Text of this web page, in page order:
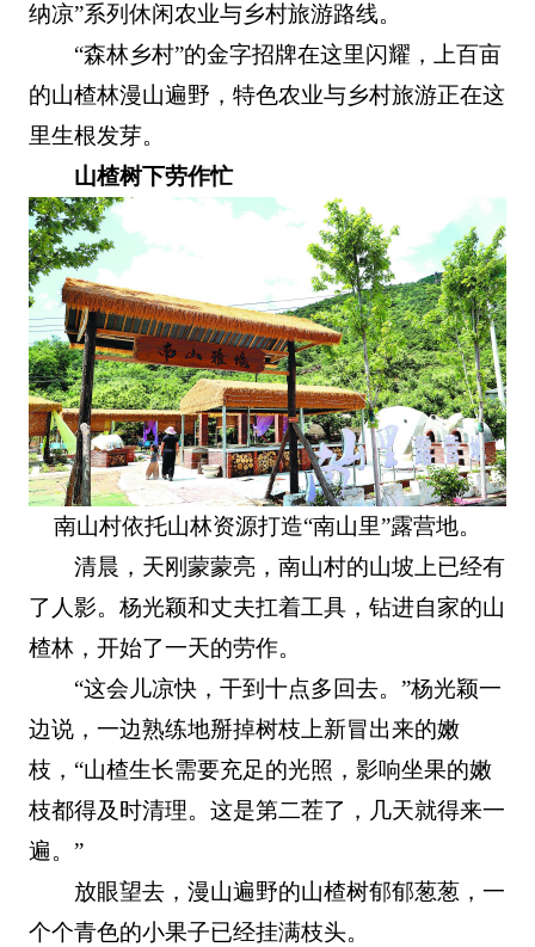
纳凉”系列休闲农业与乡村旅游路线。
“森林乡村”的金字招牌在这里闪耀，上百亩
的山楂林漫山遍野，特色农业与乡村旅游正在这
里生根发芽。
山楂树下劳作忙
南山村依托山林资源打造“南山里”露营地。
清晨，天刚蒙蒙亮，南山村的山坡上已经有
了人影。杨光颖和丈夫扛着工具，钻进自家的山
楂林，开始了一天的劳作。
“这会儿凉快，干到十点多回去。”杨光颖一
边说，一边熟练地掰掉树枝上新冒出来的嫩
枝，“山楂生长需要充足的光照，影响坐果的嫩
枝都得及时清理。这是第二茬了，几天就得来一
遍。”
放眼望去，漫山遍野的山楂树郁郁葱葱，一
个个青色的小果子已经挂满枝头。